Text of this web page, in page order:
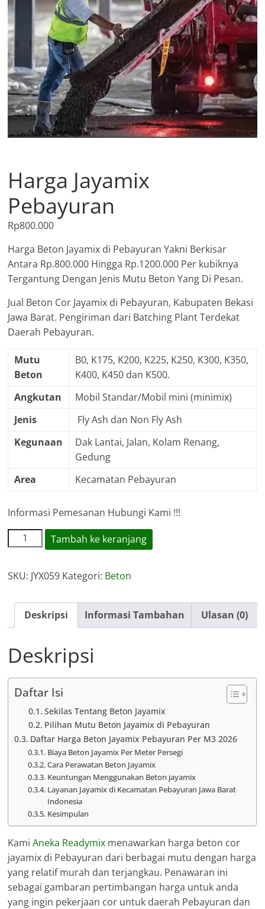
Harga Jayamix
Pebayuran
Rp800.000
Harga Beton Jayamix di Pebayuran Yakni Berkisar
Antara Rp.800.000 Hingga Rp.1200.000 Per kubiknya
Tergantung Dengan Jenis Mutu Beton Yang Di Pesan.
Jual Beton Cor Jayamix di Pebayuran, Kabupaten Bekasi
Jawa Barat. Pengiriman dari Batching Plant Terdekat
Daerah Pebayuran.
Mutu
Beton
B0, K175, K200, K225, K250, K300, K350,
K400, K450 dan K500.
Angkutan
Mobil Standar/Mobil mini (minimix)
Jenis
Fly Ash dan Non Fly Ash
Kegunaan
Dak Lantai, Jalan, Kolam Renang,
Gedung
Area
Kecamatan Pebayuran
Informasi Pemesanan Hubungi Kami !!!
Kuantitas
Harga
Pebayuran
Tambah ke keranjang
SKU: JYX059 Kategori: Beton
Deskripsi Informasi Tambahan Ulasan (0)
Deskripsi
Daftar Isi
Sekilas Tentang Beton Jayamix
Pilihan Mutu Beton Jayamix di Pebayuran
Daftar Harga Beton Jayamix Pebayuran Per M3 2026
Biaya Beton Jayamix Per Meter Persegi
Cara Perawatan Beton Jayamix
Keuntungan Menggunakan Beton jayamix
Layanan Jayamix di Kecamatan Pebayuran Jawa Barat
Indonesia
Kesimpulan
KamiAneka Readymix menawarkan harga beton cor
jayamix di Pebayuran dari berbagai mutu dengan harga
yang relatif murah dan terjangkau. Penawaran ini
sebagai gambaran pertimbangan harga untuk anda
yang ingin pekerjaan cor untuk daerah Pebayuran dan